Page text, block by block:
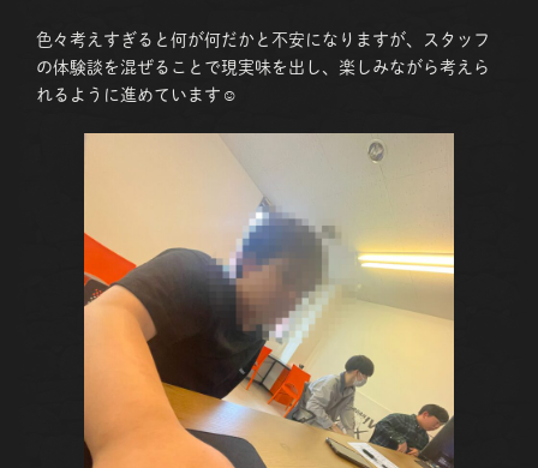
色々考えすぎると何が何だかと不安になりますが、スタッフ
の体験談を混ぜることで現実味を出し、楽しみながら考えら
れるように進めています☺